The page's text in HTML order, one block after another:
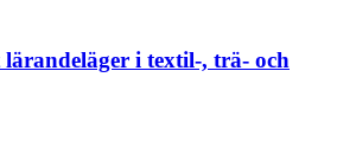
i textil-, trä- och